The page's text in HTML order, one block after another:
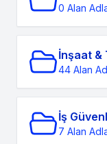
0 Alan
İnşaat &
44 Alan
İş
7 Alan